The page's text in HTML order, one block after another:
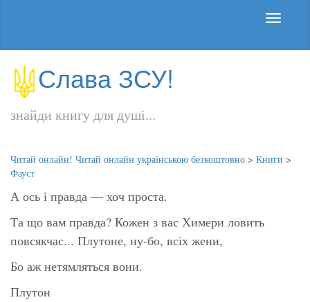
Слава ЗСУ!
знайди книгу для душі...
Читай онлайн! Читай онлайн українською безкоштовно > Книги >
Фауст
А ось і правда — хоч проста.
Та що вам правда? Кожен з вас Химери ловить
повсякчас... Плутоне, ну-бо, всіх жени,
Бо аж нетямляться вони.
Плутон